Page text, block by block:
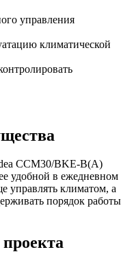
управления
климатической
CCM30/BKE-B(A)
удобной в ежедневном
управлять климатом, а
порядок работы